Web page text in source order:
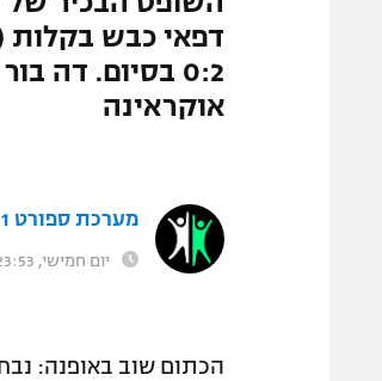
0:2 בסיום. דה
אוקראינה
מערכת ספורט 1
יום חמישי, 23:53, 17.06.21